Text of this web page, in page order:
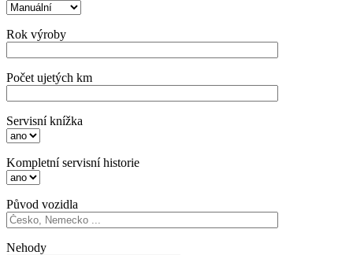
Rok výroby
Počet ujetých km
Servisní knížka
Kompletní servisní historie
Původ vozidla
Nehody